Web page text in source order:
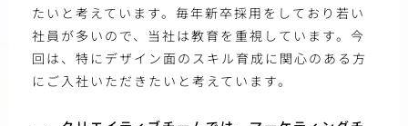
たいと考えています。毎年新卒採用をしており若い
社員が多いので、当社は教育を重視しています。今
回は、特にデザイン面のスキル育成に関心のある方
にご入社いただきたいと考えています。